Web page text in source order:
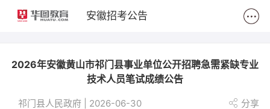
安徽招考公告
2026年安徽黄山市祁门县事业单位公开招聘急需紧缺专业
技术人员笔试成绩公告
祁门县人民政府 | 2026-06-30 分享